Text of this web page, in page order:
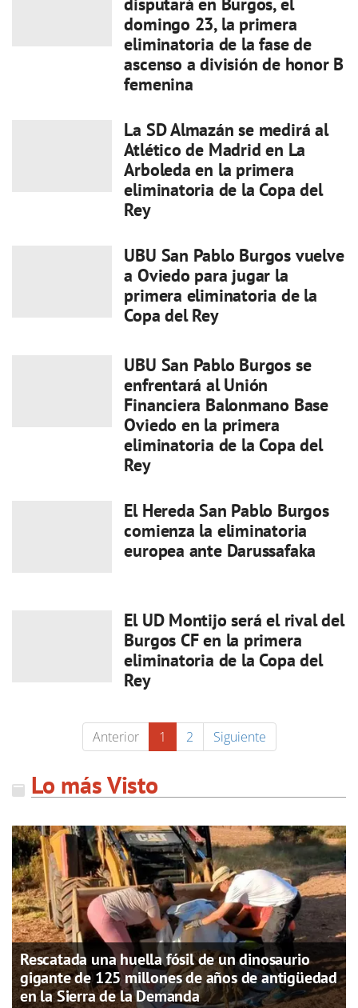
domingo 23, la primera
eliminatoria de la fase de
ascenso a división de honor B
femenina
La SD Almazán se medirá al
Atlético de Madrid en La
Arboleda en la primera
eliminatoria de la Copa del
Rey
UBU San Pablo Burgos vuelve
a Oviedo para jugar la
primera eliminatoria de la
Copa del Rey
UBU San Pablo Burgos se
enfrentará al Unión
Financiera Balonmano Base
Oviedo en la primera
eliminatoria de la Copa del
Rey
El Hereda San Pablo Burgos
comienza la eliminatoria
europea ante Darussafaka
El UD Montijo será el rival del
Burgos CF en la primera
eliminatoria de la Copa del
Rey
Anterior 1 2 Siguiente
Lo más Visto
Rescatada una huella fósil de un dinosaurio
gigante de 125 millones de años de antigüedad
en la Sierra de la Demanda